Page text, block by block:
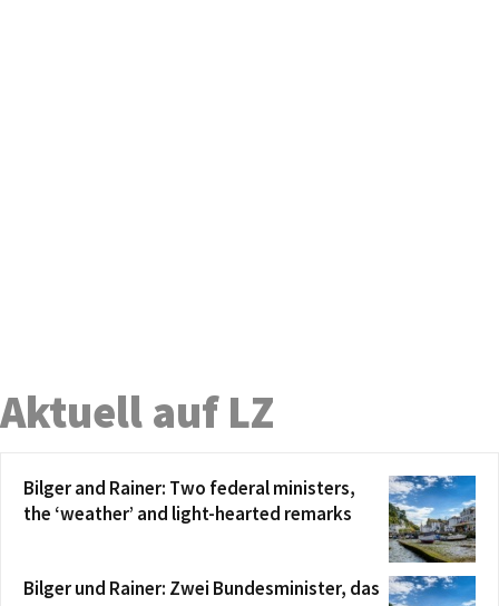
Aktuell auf LZ
Bilger and Rainer: Two federal ministers,
the ‘weather’ and light-hearted remarks
Bilger und Rainer: Zwei Bundesminister, das